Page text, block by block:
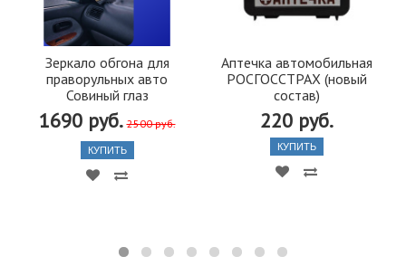
Зеркало обгона для
праворульных авто
Совиный глаз
1690 руб. 2500 руб.
КУПИТЬ
Аптечка автомобильная
РОСГОССТРАХ (новый
состав)
220 руб.
КУПИТЬ